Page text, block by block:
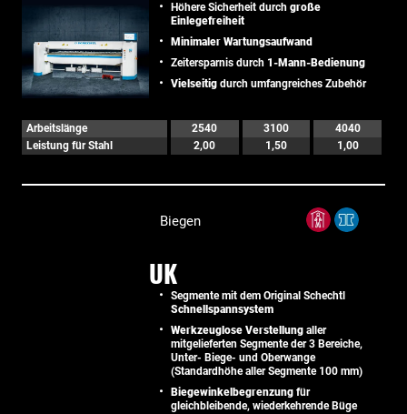
Höhere Sicherheit durch große
Einlegefreiheit
Minimaler Wartungsaufwand
Zeitersparnis durch 1-Mann-Bedienung
Vielseitig durch umfangreiches Zubehör
Arbeitslänge 2540 3100
4040
Leistung für Stahl
2,00 1,50 1,00
Biegen
UK
Segmente mit dem Original Schechtl
Schnellspannsystem
Werkzeuglose Verstellung aller
mitgelieferten Segmente der 3 Bereiche,
Unter- Biege- und Oberwange
(Standardhöhe aller Segmente 100 mm)
Biegewinkelbegrenzung für
gleichbleibende, wiederkehrende Büge